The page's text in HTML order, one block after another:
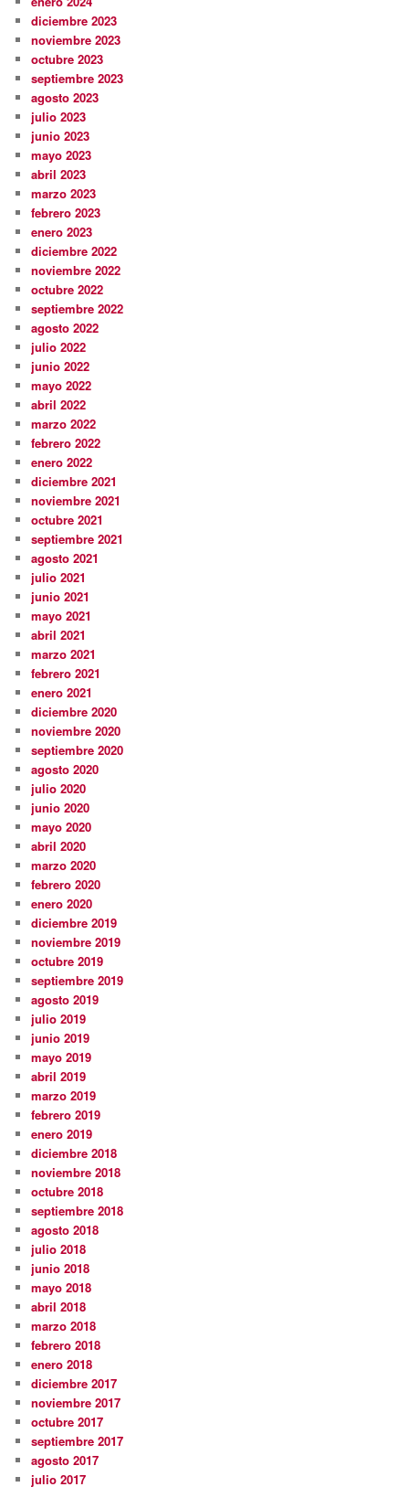
diciembre 2023
noviembre 2023
octubre 2023
septiembre 2023
agosto 2023
julio 2023
junio 2023
mayo 2023
abril 2023
marzo 2023
febrero 2023
enero 2023
diciembre 2022
noviembre 2022
octubre 2022
septiembre 2022
agosto 2022
julio 2022
junio 2022
mayo 2022
abril 2022
marzo 2022
febrero 2022
enero 2022
diciembre 2021
noviembre 2021
octubre 2021
septiembre 2021
agosto 2021
julio 2021
junio 2021
mayo 2021
abril 2021
marzo 2021
febrero 2021
enero 2021
diciembre 2020
noviembre 2020
septiembre 2020
agosto 2020
julio 2020
junio 2020
mayo 2020
abril 2020
marzo 2020
febrero 2020
enero 2020
diciembre 2019
noviembre 2019
octubre 2019
septiembre 2019
agosto 2019
julio 2019
junio 2019
mayo 2019
abril 2019
marzo 2019
febrero 2019
enero 2019
diciembre 2018
noviembre 2018
octubre 2018
septiembre 2018
agosto 2018
julio 2018
junio 2018
mayo 2018
abril 2018
marzo 2018
febrero 2018
enero 2018
diciembre 2017
noviembre 2017
octubre 2017
septiembre 2017
agosto 2017
julio 2017